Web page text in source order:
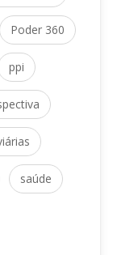
Poder 360
ppi
aúde